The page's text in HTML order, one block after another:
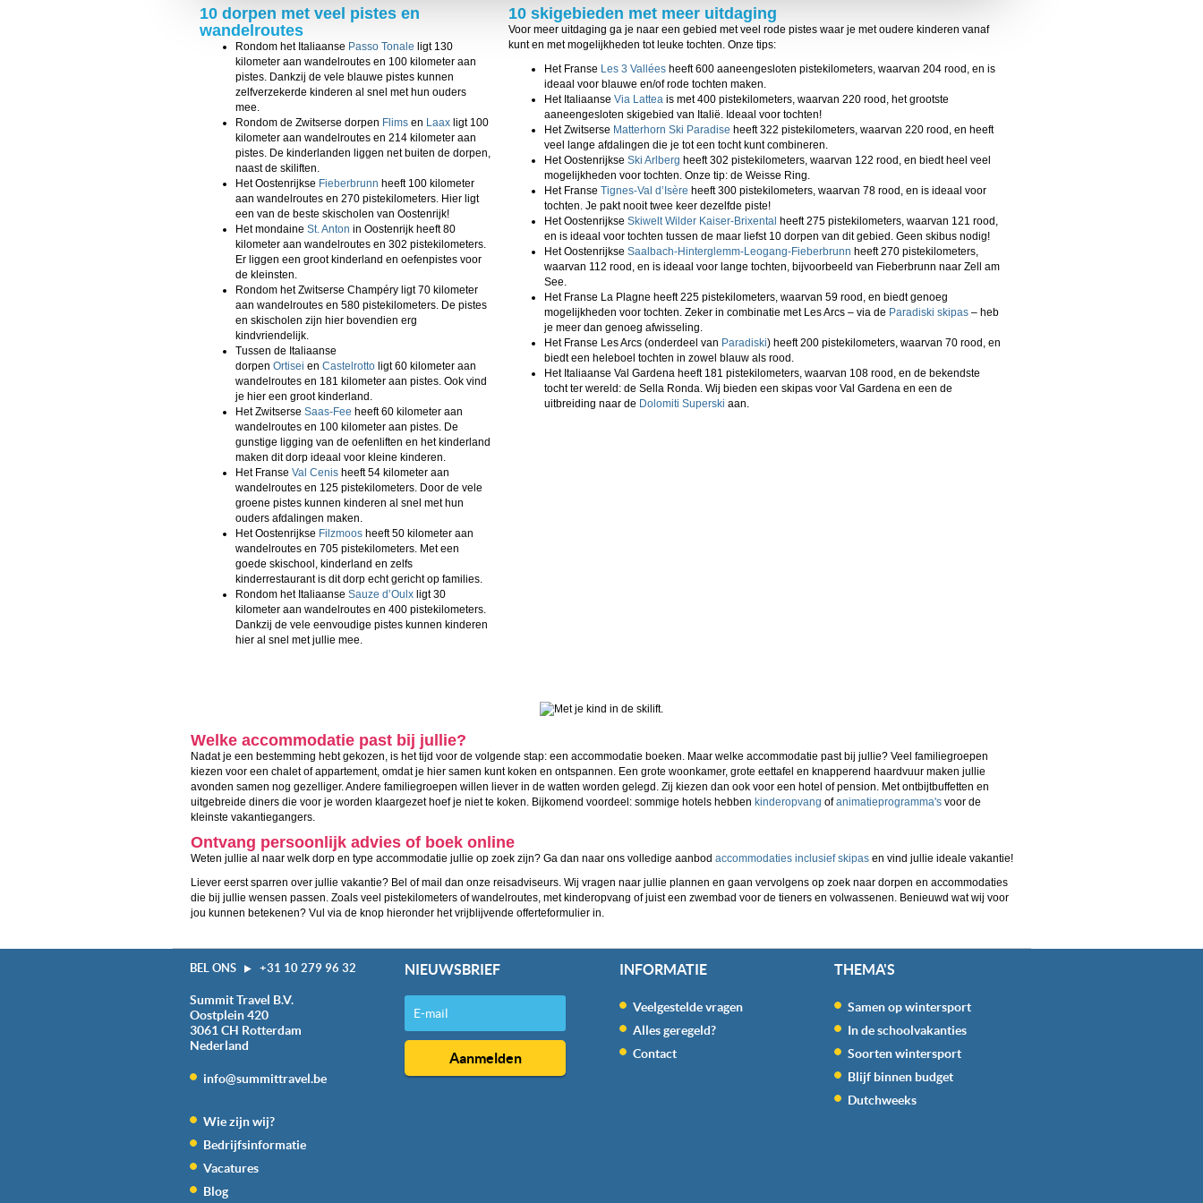
We werken samen met20 derdendie uw gegevens kunnen ontvangen en verwerken.
10 dorpen met veel pistes en
wandelroutes
Rondom het Italiaanse Passo Tonale ligt 130
kilometer aan wandelroutes en 100 kilometer aan
pistes. Dankzij de vele blauwe pistes kunnen
zelfverzekerde kinderen al snel met hun ouders
mee.
Rondom de Zwitserse dorpen Flimsen Laaxligt 100
kilometer aan wandelroutes en 214 kilometer aan
pistes. De kinderlanden liggen net buiten de dorpen,
naast de skiliften.
Het Oostenrijkse Fieberbrunn heeft 100 kilometer
aan wandelroutes en 270 pistekilometers. Hier ligt
een van de beste skischolen van Oostenrijk!
Het mondaine St. Anton in Oostenrijk heeft 80
kilometer aan wandelroutes en 302 pistekilometers.
Er liggen een groot kinderland en oefenpistes voor
de kleinsten.
Rondom het Zwitserse Champéry ligt 70 kilometer
aan wandelroutes en 580 pistekilometers. De pistes
en skischolen zijn hier bovendien erg
kindvriendelijk.
Tussen de Italiaanse
dorpen Ortisei en Castelrottoligt 60 kilometer aan
wandelroutes en 181 kilometer aan pistes. Ook vind
je hier een groot kinderland.
Het Zwitserse Saas-Fee heeft 60 kilometer aan
wandelroutes en 100 kilometer aan pistes. De
gunstige ligging van de oefenliften en het kinderland
maken dit dorp ideaal voor kleine kinderen.
Het Franse Val Cenisheeft 54 kilometer aan
wandelroutes en 125 pistekilometers. Door de vele
groene pistes kunnen kinderen al snel met hun
ouders afdalingen maken.
Het Oostenrijkse Filzmoosheeft 50 kilometer aan
wandelroutes en 705 pistekilometers. Met een
goede skischool, kinderland en zelfs
kinderrestaurant is dit dorp echt gericht op families.
Rondom het Italiaanse Sauze d’Oulxligt 30
kilometer aan wandelroutes en 400 pistekilometers.
Dankzij de vele eenvoudige pistes kunnen kinderen
hier al snel met jullie mee.
10 skigebieden met meer uitdaging
Voor meer uitdaging ga je naar een gebied met veel rode pistes waar je met oudere kinderen vanaf
kunt en met mogelijkheden tot leuke tochten. Onze tips:
Het Franse Les 3 Valléesheeft 600 aaneengesloten pistekilometers, waarvan 204 rood, en is
ideaal voor blauwe en/of rode tochten maken.
Het Italiaanse Via Lattea is met 400 pistekilometers, waarvan 220 rood, het grootste
aaneengesloten skigebied van Italië. Ideaal voor tochten!
Het Zwitserse Matterhorn Ski Paradise heeft 322 pistekilometers, waarvan 220 rood, en heeft
veel lange afdalingen die je tot een tocht kunt combineren.
Het Oostenrijkse Ski Arlberg heeft 302 pistekilometers, waarvan 122 rood, en biedt heel veel
mogelijkheden voor tochten. Onze tip: de Weisse Ring.
Het Franse Tignes-Val d’Isère heeft 300 pistekilometers, waarvan 78 rood, en is ideaal voor
tochten. Je pakt nooit twee keer dezelfde piste!
Het Oostenrijkse Skiwelt Wilder Kaiser-Brixental heeft 275 pistekilometers, waarvan 121 rood,
en is ideaal voor tochten tussen de maar liefst 10 dorpen van dit gebied. Geen skibus nodig!
Het Oostenrijkse Saalbach-Hinterglemm-Leogang-Fieberbrunn heeft 270 pistekilometers,
waarvan 112 rood, en is ideaal voor lange tochten, bijvoorbeeld van Fieberbrunn naar Zell am
See.
Het Franse La Plagne heeft 225 pistekilometers, waarvan 59 rood, en biedt genoeg
mogelijkheden voor tochten. Zeker in combinatie met Les Arcs – via de Paradiski skipas– heb
je meer dan genoeg afwisseling.
Het Franse Les Arcs (onderdeel van Paradiski) heeft 200 pistekilometers, waarvan 70 rood, en
biedt een heleboel tochten in zowel blauw als rood.
Het Italiaanse Val Gardena heeft 181 pistekilometers, waarvan 108 rood, en de bekendste
tocht ter wereld: de Sella Ronda. Wij bieden een skipas voor Val Gardena en een de
uitbreiding naar de Dolomiti Superski aan.
Welke accommodatie past bij jullie?
Nadat je een bestemming hebt gekozen, is het tijd voor de volgende stap: een accommodatie boeken. Maar welke accommodatie past bij jullie? Veel familiegroepen
kiezen voor een chalet of appartement, omdat je hier samen kunt koken en ontspannen. Een grote woonkamer, grote eettafel en knapperend haardvuur maken jullie
avonden samen nog gezelliger. Andere familiegroepen willen liever in de watten worden gelegd. Zij kiezen dan ook voor een hotel of pension. Met ontbijtbuffetten en
uitgebreide diners die voor je worden klaargezet hoef je niet te koken. Bijkomend voordeel: sommige hotels hebben kinderopvang ofanimatieprogramma'svoor de
kleinste vakantiegangers.
Ontvang persoonlijk advies of boek online
Weten jullie al naar welk dorp en type accommodatie jullie op zoek zijn? Ga dan naar ons volledige aanbod accommodaties inclusief skipasen vind jullie ideale vakantie!
Liever eerst sparren over jullie vakantie? Bel of mail dan onze reisadviseurs. Wij vragen naar jullie plannen en gaan vervolgens op zoek naar dorpen en accommodaties
die bij jullie wensen passen. Zoals veel pistekilometers of wandelroutes, met kinderopvang of juist een zwembad voor de tieners en volwassenen. Benieuwd wat wij voor
jou kunnen betekenen? Vul via de knop hieronder het vrijblijvende offerteformulier in.
BEL ONS +31 10 279 96 32
Summit Travel B.V.
Oostplein 420
3061 CH Rotterdam
Nederland
info@summittravel.be
Wie zijn wij?
Bedrijfsinformatie
Vacatures
Blog
NIEUWSBRIEF INFORMATIE
Veelgestelde vragen
Alles geregeld?
Contact
THEMA'S
Samen op wintersport
In de schoolvakanties
Soorten wintersport
Blijf binnen budget
Dutchweeks